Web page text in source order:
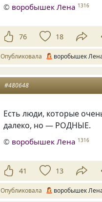
© воробышек Лена 1316
76 18
Опубликовала воробышек
#480648
Есть люди, которые
далеко, но — РОДНЫЕ.
© воробышек Лена 1316
41 13
Опубликовала воробышек